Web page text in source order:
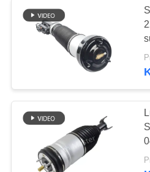
FABRIK-
KONTAKTIERE